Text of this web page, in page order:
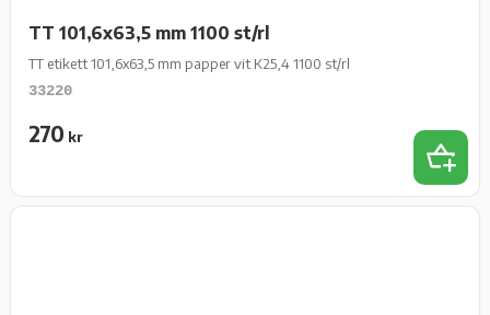
TT 101,6x63,5 mm 1100 st/rl
TT etikett 101,6x63,5 mm papper vit K25,4 1100 st/rl
33220
270 kr